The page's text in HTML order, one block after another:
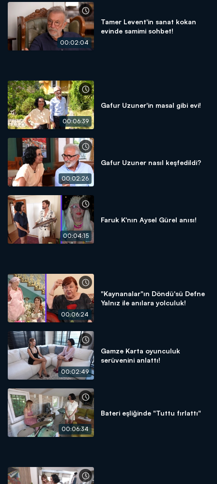
00:02:04
Tamer Levent'in sanat kokan
evinde samimi sohbet!
00:06:39
Gafur Uzuner'in masal gibi evi!
00:02:26
Gafur Uzuner nasıl keşfedildi?
00:04:15
Faruk K'nın Aysel Gürel anısı!
00:06:24
"Kaynanalar"ın Döndü'sü Defne
Yalnız ile anılara yolculuk!
00:02:49
Gamze Karta oyunculuk
serüvenini anlattı!
00:06:34
Bateri eşliğinde "Tuttu fırlattı"